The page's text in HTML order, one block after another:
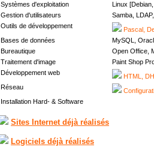
Systèmes d'exploitation
Linux
Gestion d'utilisateurs
Samba,
Outils de développement
Pascal,
Bases de données
MySQL,
Bureautique
Open Office,
Traitement d'image
Paint Shop
Développement web
HTML,
Réseau
Installation Hard- & Software
Sites Internet déjà réalisés
Logiciels déjà réalisés